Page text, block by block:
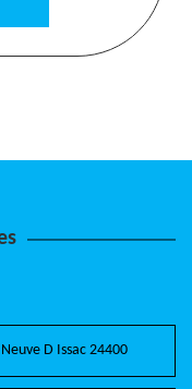
D Issac 24400